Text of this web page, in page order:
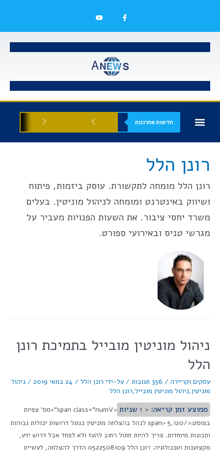
חדשות אחרונות
רונן הלל
רונן הלל מומחה לתקשורת. עוסק ביזמות, פיתוח
ושיווק באינטרנט ומומחה לניהול מוניטין. בעלים
משרד יחסי ציבור. את השעות הפנויות מעביר על
מגרשי טניס ובאירועי ספורט.
ניהול מוניטין מובייל בתמיכת רונן
הלל
עסקים וקריירה / 356 תגובות / על-ידי רונן הלל / 24 במאי 2019 / ניהול
מוניטין,ניהול מוניטין מובייל,רונן הלל
ממוצע זמן קריאה: < 1 שניות
<span class="numV">מס' צפיות
בפוסט:</span> 5,120 לנהל בהצלחה מוניטין בגוגל דרושות יכולות גבוהות
ותכונות מיוחדות. צריך להיות חתול רחוב להעז ולא לפחד אבל דרוש ידע,
מקצוענות וטכנולוגיה. רונן הלל 0522508109 הדרך להצלחה, לעשיית